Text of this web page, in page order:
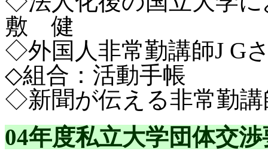
敷 健
◇外国人非常勤講師J G
◇組合：活動手帳
◇新聞が伝える非常勤講
04年度私立大学団体交